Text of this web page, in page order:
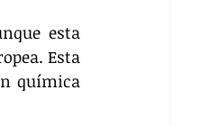
esta
Esta
química